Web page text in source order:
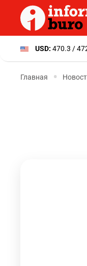
USD: 470.3 /
Главная